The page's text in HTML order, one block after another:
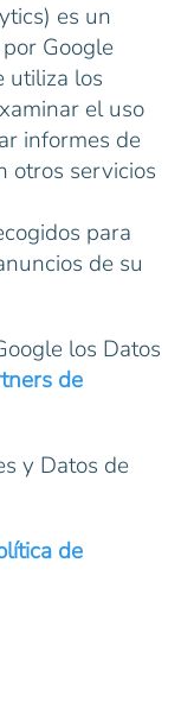
es un
Google
utiliza los
el uso
informes de
otros servicios
para
de su
los Datos
de
y Datos de
de